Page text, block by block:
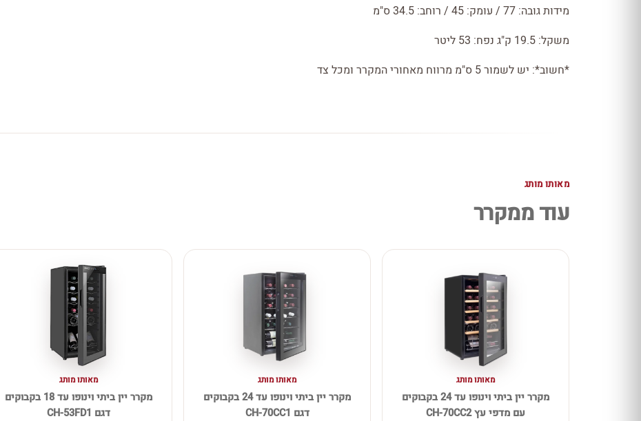
מידות גובה: 77 / עומק: 45 / רוחב: 34.5 ס"מ
משקל: 19.5 ק"ג נפח: 53 ליטר
*חשוב*: יש לשמור 5 ס"מ מרווח מאחורי המקרר ומכל צד
מאותו מותג
עוד ממקרר
מאותו מותג
מקרר יין ביתי וינופו עד 24 בקבוקים
עם מדפי עץ CH-70CC2
מאותו מותג
מקרר יין ביתי וינופו עד 24 בקבוקים
דגם CH-70CC1
מאותו מותג
מקרר יין ביתי וינופו עד 18 בקבוקים
דגם CH-53FD1